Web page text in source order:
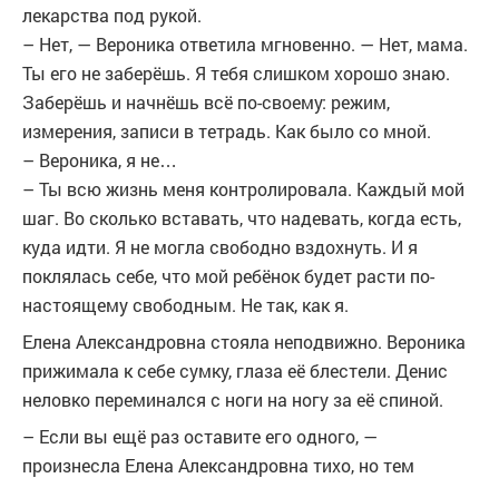
лекарства под рукой.
– Нет, — Вероника ответила мгновенно. — Нет, мама.
Ты его не заберёшь. Я тебя слишком хорошо знаю.
Заберёшь и начнёшь всё по-своему: режим,
измерения, записи в тетрадь. Как было со мной.
– Вероника, я не…
– Ты всю жизнь меня контролировала. Каждый мой
шаг. Во сколько вставать, что надевать, когда есть,
куда идти. Я не могла свободно вздохнуть. И я
поклялась себе, что мой ребёнок будет расти по-
настоящему свободным. Не так, как я.
Елена Александровна стояла неподвижно. Вероника
прижимала к себе сумку, глаза её блестели. Денис
неловко переминался с ноги на ногу за её спиной.
– Если вы ещё раз оставите его одного, —
произнесла Елена Александровна тихо, но тем